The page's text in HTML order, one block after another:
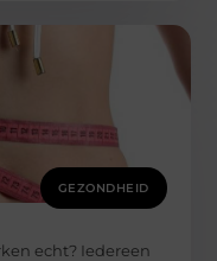
GEZONDHEID
echt? Iedereen